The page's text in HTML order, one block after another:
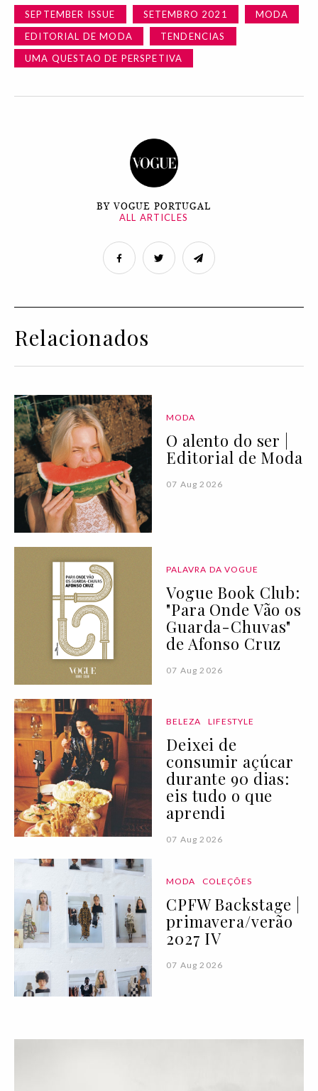
SEPTEMBER ISSUE SETEMBRO 2021
MODA
EDITORIAL DE MODA
TENDENCIAS
UMA QUESTAO DE PERSPETIVA
BY VOGUE PORTUGAL
ALL ARTICLES
Relacionados
MODA
O alento do ser |
Editorial de Moda
07 Aug 2026
PALAVRA DA VOGUE
Vogue Book Club:
"Para Onde Vão os
Guarda-Chuvas"
de Afonso Cruz
07 Aug 2026
BELEZA LIFESTYLE
Deixei de
consumir açúcar
durante 90 dias:
eis tudo o que
aprendi
07 Aug 2026
MODA COLEÇÕES
CPFW Backstage |
primavera/verão
2027 IV
07 Aug 2026